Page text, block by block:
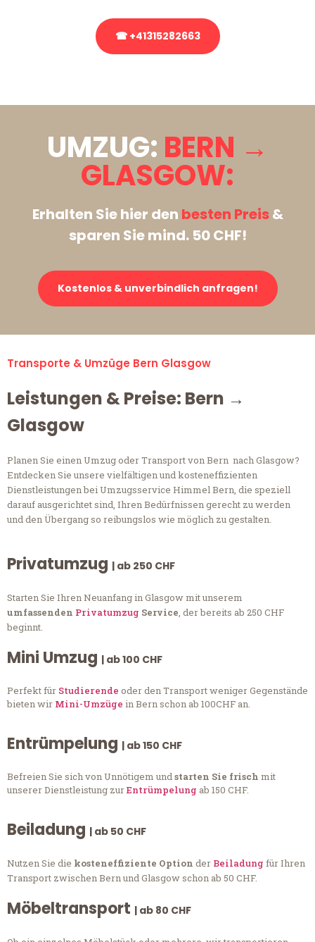
☎ +41315282663
UMZUG: BERN →
GLASGOW:
Erhalten Sie hier den besten Preis&
sparen Sie mind. 50 CHF!
Kostenlos & unverbindlich anfragen!
Transporte & Umzüge Bern Glasgow
Leistungen & Preise: Bern →
Glasgow
Planen Sie einen Umzug oder Transport von Bern nach Glasgow?
Entdecken Sie unsere vielfältigen und kosteneffizienten
Dienstleistungen bei Umzugsservice Himmel Bern, die speziell
darauf ausgerichtet sind, Ihren Bedürfnissen gerecht zu werden
und den Übergang so reibungslos wie möglich zu gestalten.
Privatumzug | ab 250 CHF
Starten Sie Ihren Neuanfang in Glasgow mit unserem
umfassenden Privatumzug Service, der bereits ab 250 CHF
beginnt.
Mini Umzug | ab 100 CHF
Perfekt für Studierende oder den Transport weniger Gegenstände
bieten wir Mini-Umzüge in Bern schon ab 100CHF an.
Entrümpelung | ab 150 CHF
Befreien Sie sich von Unnötigem undstarten Sie frisch mit
unserer Dienstleistung zurEntrümpelung ab 150 CHF.
Beiladung | ab 50 CHF
Nutzen Sie die kosteneffiziente Option der Beiladung für Ihren
Transport zwischen Bern und Glasgow schon ab 50 CHF.
Möbeltransport | ab 80 CHF